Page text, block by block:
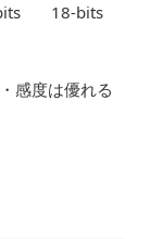
18-bits
感度は優れる